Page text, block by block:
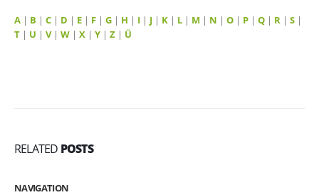
A | B | C | D | E | F | G | H | I | J | K | L | M | N | O | P | Q | R | S |
T | U | V| W | X | Y | Z | Ü
RELATED POSTS
NAVIGATION